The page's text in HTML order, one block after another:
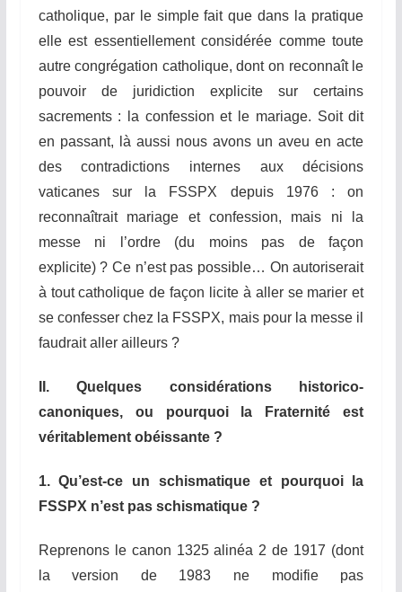
catholique, par le simple fait que dans la pratique
elle est essentiellement considérée comme toute
autre congrégation catholique, dont on reconnaît le
pouvoir de juridiction explicite sur certains
sacrements : la confession et le mariage. Soit dit
en passant, là aussi nous avons un aveu en acte
des contradictions internes aux décisions
vaticanes sur la FSSPX depuis 1976 : on
reconnaîtrait mariage et confession, mais ni la
messe ni l’ordre (du moins pas de façon
explicite) ? Ce n’est pas possible… On autoriserait
à tout catholique de façon licite à aller se marier et
se confesser chez la FSSPX, mais pour la messe il
faudrait aller ailleurs ?
II. Quelques considérations historico-
canoniques, ou pourquoi la Fraternité est
véritablement obéissante ?
1. Qu’est-ce un schismatique et pourquoi la
FSSPX n’est pas schismatique ?
Reprenons le canon 1325 alinéa 2 de 1917 (dont
la version de 1983 ne modifie pas